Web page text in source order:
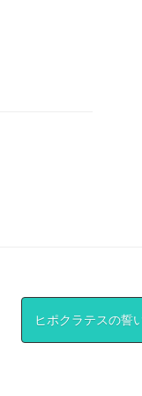
ヒポクラテスの誓